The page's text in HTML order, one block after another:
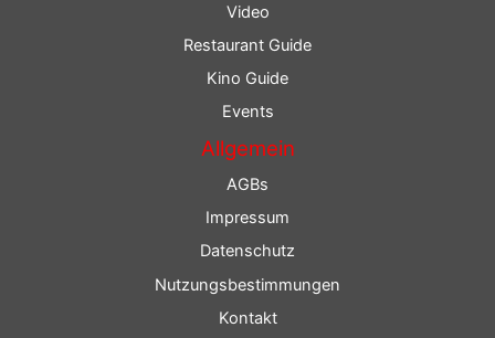
Video
Restaurant Guide
Kino Guide
Events
Allgemein
AGBs
Impressum
Datenschutz
Nutzungsbestimmungen
Kontakt